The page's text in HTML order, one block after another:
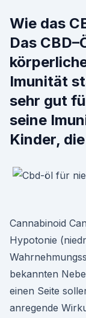
Wie das
Das
Imunität
sehr gut
seine
Kinder,
Cannabinoid
Hypotonie
bekannten
einen Seite
anregende